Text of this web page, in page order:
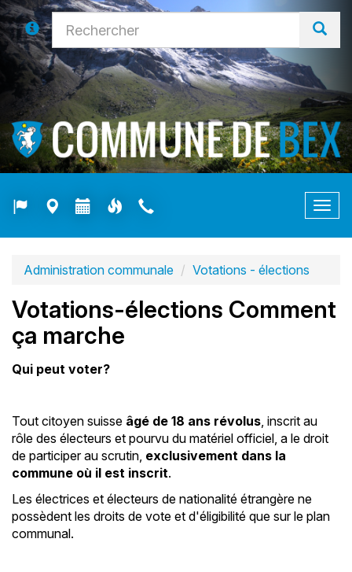
Administration communale Votations - élections
Votations-élections Comment
ça marche
Qui peut voter?
Tout citoyen suisse âgé de 18 ans révolus, inscrit au
rôle des électeurs et pourvu du matériel officiel, a le droit
de participer au scrutin, exclusivement dans la
commune où il est inscrit.
Les électrices et électeurs de nationalité étrangère ne
possèdent les droits de vote et d'éligibilité que sur le plan
communal.